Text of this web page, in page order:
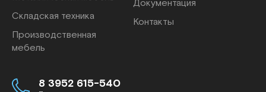
Складская техника
Производственная
мебель
Документация
Контакты
8 3952 615-540